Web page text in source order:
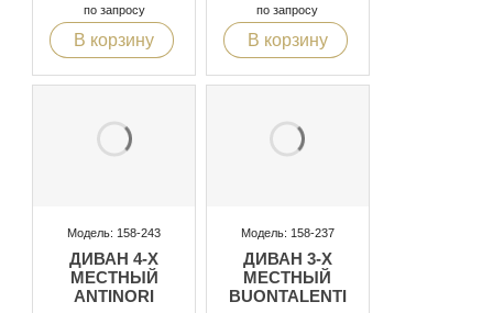
по запросу
В корзину
по запросу
В корзину
Модель: 158-243
ДИВАН 4-Х
МЕСТНЫЙ
ANTINORI
Модель: 158-237
ДИВАН 3-Х
МЕСТНЫЙ
BUONTALENTI